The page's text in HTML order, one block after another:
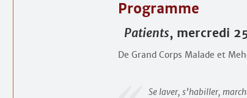
Programme
Patients, mercredi
De Grand Corps Malade et
Se laver, s’habiller,